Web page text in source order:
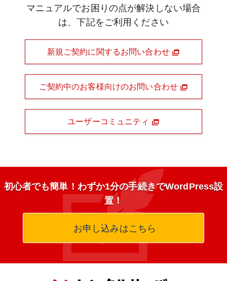
マニュアルでお困りの点が解決しない場合
は、下記をご利用ください
新規ご契約に関するお問い合わせ
ご契約中のお客様向けのお問い合わせ
ユーザーコミュニティ
初心者でも簡単！わずか1分の手続きでWordPress設
置！
お申し込みはこちら